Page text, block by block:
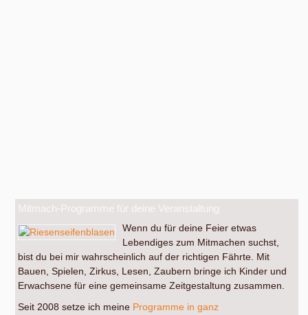
Mitmach-Programme für deine Veranstaltung
Wenn du für deine Feier etwas
Lebendiges zum Mitmachen suchst,
bist du bei mir wahrscheinlich auf der richtigen Fährte. Mit
Bauen, Spielen, Zirkus, Lesen, Zaubern bringe ich Kinder und
Erwachsene für eine gemeinsame Zeitgestaltung zusammen.
Seit 2008 setze ich meine Programme in ganz